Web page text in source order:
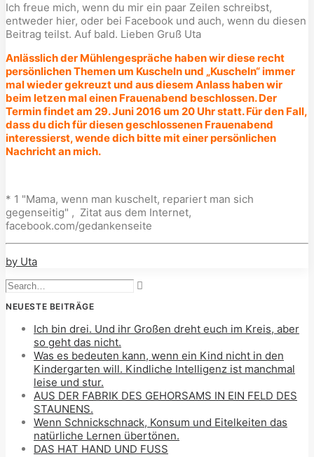
Ich freue mich, wenn du mir ein paar Zeilen schreibst,
entweder hier, oder bei Facebook und auch, wenn du diesen
Beitrag teilst. Auf bald. Lieben Gruß Uta
Anlässlich der Mühlengespräche haben wir diese recht
persönlichen Themen um Kuscheln und „Kuscheln“ immer
mal wieder gekreuzt und aus diesem Anlass haben wir
beim letzen mal einen Frauenabend beschlossen. Der
Termin findet am 29. Juni 2016 um 20 Uhr statt. Für den Fall,
dass du dich für diesen geschlossenen Frauenabend
interessierst, wende dich bitte mit einer persönlichen
Nachricht an mich.
* 1 "Mama, wenn man kuschelt, repariert man sich
gegenseitig" , Zitat aus dem Internet,
facebook.com/gedankenseite
by Uta
NEUESTE BEITRÄGE
Ich bin drei. Und ihr Großen dreht euch im Kreis, aber
so geht das nicht.
Was es bedeuten kann, wenn ein Kind nicht in den
Kindergarten will. Kindliche Intelligenz ist manchmal
leise und stur.
AUS DER FABRIK DES GEHORSAMS IN EIN FELD DES
STAUNENS.
Wenn Schnickschnack, Konsum und Eitelkeiten das
natürliche Lernen übertönen.
DAS HAT HAND UND FUSS